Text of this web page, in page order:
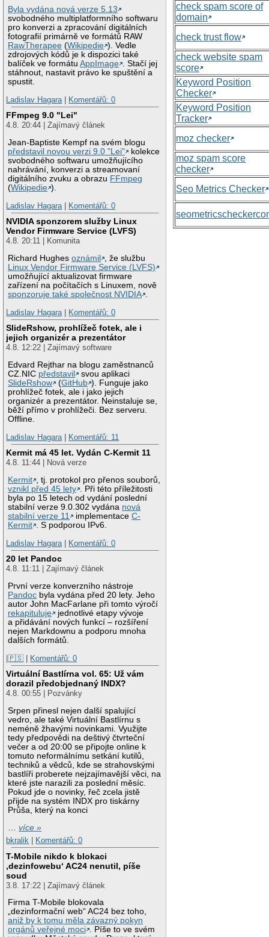
Byla vydána nová verze 5.13
svobodného multiplatformního softwaru
pro konverzi a zpracování digitálních
fotografií primárně ve formátů RAW
RawTherapee (Wikipedie ). Vedle
zdrojových kódů je k dispozici také
balíček ve formátuAppImage . Stačí jej
stáhnout, nastavit právo ke spuštění a
spustit.
Ladislav Hagara
Komentářů: 0
FFmpeg 9.0 "Lei"
4.8. 20:44 | Zajímavý článek
Jean-Baptiste Kempf na svém blogu
představil novou verzi 9.0 "Lei"
kolekce
svobodného softwaru umožňujícího
nahrávání, konverzi a streamovaní
digitálního zvuku a obrazu FFmpeg
(Wikipedie ).
Ladislav Hagara
Komentářů: 0
NVIDIA sponzorem služby Linux
Vendor Firmware Service (LVFS)
4.8. 20:11 | Komunita
Richard Hughesoznámil
, že službu
Linux Vendor Firmware Service (LVFS)
umožňující aktualizovat firmware
zařízení na počítačích s Linuxem, nově
sponzoruje také společnost NVIDIA .
Ladislav Hagara | Komentářů: 0
SlideRshow, prohlížeč fotek, ale i
jejich organizér a prezentátor
4.8. 12:22 | Zajímavý software
Edvard Rejthar na blogu zaměstnanců
CZ.NIC představil
svou aplikaci
SlideRshow
(GitHub ). Funguje jako
prohlížeč fotek, ale i jako jejich
organizér a prezentátor. Neinstaluje se,
běží přímo v prohlížeči. Bez serveru.
Offline.
Ladislav Hagara | Komentářů: 11
Kermit má 45 let. Vydán C-Kermit 11
4.8. 11:44 | Nová verze
Kermit , tj. protokol pro přenos souborů,
vznikl před 45 lety . Při této příležitosti
byla po 15 letech od vydání poslední
stabilní verze 9.0.302 vydána nová
stabilní verze 11
implementaceC-
Kermit . S podporou IPv6.
Ladislav Hagara | Komentářů: 0
20 let Pandoc
4.8. 11:11 | Zajímavý článek
První verze konverzního nástroje
Pandoc byla vydána před 20 lety. Jeho
autor John MacFarlane při tomto výročí
rekapituluje
jednotlivé etapy vývoje
a přidávání nových funkcí – rozšíření
nejen Markdownu a podporu mnoha
dalších formátů.
|🇵🇸 | Komentářů: 0
Virtuální Bastlírna vol. 65: Už vám
dorazil předobjednaný INDX?
4.8. 00:55 | Pozvánky
Srpen přinesl nejen další spalující
vedro, ale také Virtuální Bastlírnu s
neméně žhavými novinkami. Využijte
tedy předpovědi na deštivý čtvrteční
večer a od 20:00 se připojte online k
tomuto neformálnímu setkání kutilů,
techniků a vědců, kde se strahovskými
bastlíři proberete nejzajímavější věci, na
které jste narazili za poslední měsíc.
Pokud jde o novinky, řeč zcela jistě
přijde na systém INDX pro tiskárny
Průša, který na konci
…více »
bkralik
Komentářů: 0
T-Mobile nikdo k blokaci
‚dezinfowebu‘ AC24 nenutil, píše
soud
3.8. 17:22 | Zajímavý článek
Firma T-Mobile blokovala
„dezinformační web“ AC24 bez toho,
aniž by k tomu měla závazný pokyn
orgánů veřejné moci . Píše to ve svém
check spam score of
domain
check trust flow
check website spam
score
Keyword Position
Checker
Keyword Position
Tracker
moz checker
moz spam score
checker
Seo Metrics Checker